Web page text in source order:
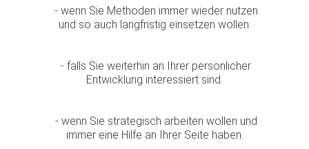
- wenn Sie Methoden immer wieder nutzen
und so auch langfristig einsetzen wollen.
- falls Sie weiterhin an Ihrer persönlicher
Entwicklung interessiert sind.
- wenn Sie strategisch arbeiten wollen und
immer eine Hilfe an Ihrer Seite haben.